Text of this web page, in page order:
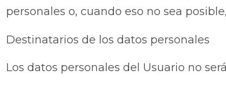
personales o, cuando eso no sea
Destinatarios de los datos personales
Los datos personales del Usuario no